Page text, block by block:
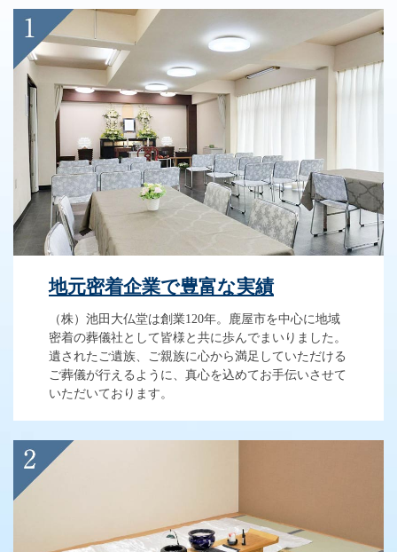
地元密着企業で豊富な実績
（株）池田大仏堂は創業120年。鹿屋市を中心に地域
密着の葬儀社として皆様と共に歩んでまいりました。
遺されたご遺族、ご親族に心から満足していただける
ご葬儀が行えるように、真心を込めてお手伝いさせて
いただいております。